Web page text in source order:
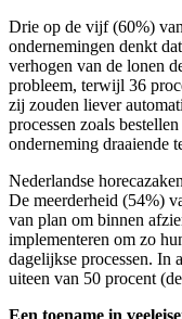
Drie op de vijf (60%)
ondernemingen denkt
verhogen van de lonen
probleem, terwijl 36
zij zouden liever
processen zoals
onderneming draaiende
Nederlandse
De meerderheid (54%)
van plan om binnen
implementeren om zo
dagelijkse processen. In
uiteen van 50 procent
Een toename in